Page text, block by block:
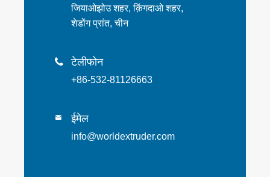
जियाओझोउ शहर, क़िंगदाओ शहर,
शेडोंग प्रांत, चीन
 टेलीफोन
+86-532-81126663
 ईमेल
info@worldextruder.com